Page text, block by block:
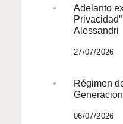
Adelanto
Alessandri
27/07/2026
Régimen
06/07/2026